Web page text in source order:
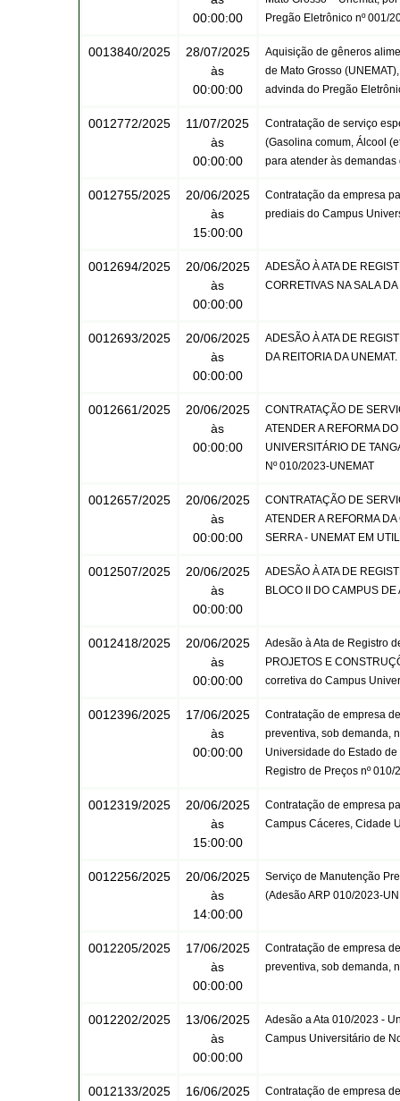
00:00:00
Pregão Eletrônico nº 001/
0013840/2025
28/07/2025
às
00:00:00
Aquisição de gêneros
de Mato Grosso
advinda do Pregão
0012772/2025
11/07/2025
às
00:00:00
Contratação de serviço
(Gasolina comum, Álcool
para atender às
0012755/2025
20/06/2025
às
15:00:00
Contratação da empresa
prediais do Campus
0012694/2025
20/06/2025
às
00:00:00
ADESÃO À ATA DE
CORRETIVAS NA SALA
0012693/2025
20/06/2025
às
00:00:00
ADESÃO À ATA DE
DA REITORIA DA UNEMAT.
0012661/2025
20/06/2025
às
00:00:00
CONTRATAÇÃO DE
ATENDER A REFORMA
UNIVERSITÁRIO DE
Nº 010/2023-UNEMAT
0012657/2025
20/06/2025
às
00:00:00
CONTRATAÇÃO DE
ATENDER A REFORMA
SERRA - UNEMAT EM
0012507/2025
20/06/2025
às
00:00:00
ADESÃO À ATA DE
BLOCO II DO CAMPUS DE
0012418/2025
20/06/2025
às
00:00:00
Adesão à Ata de Registro
PROJETOS E
corretiva do Campus
0012396/2025
17/06/2025
às
00:00:00
Contratação de empresa
preventiva, sob demanda,
Universidade do Estado
Registro de Preços nº
0012319/2025
20/06/2025
às
15:00:00
Contratação de empresa
Campus Cáceres, Cidade
0012256/2025
20/06/2025
às
14:00:00
Serviço de Manutenção
(Adesão ARP 010/2023-
0012205/2025
17/06/2025
às
00:00:00
Contratação de empresa
preventiva, sob demanda,
0012202/2025
13/06/2025
às
00:00:00
Adesão a Ata 010/2023 -
Campus Universitário de
0012133/2025 16/06/2025 Contratação de empresa